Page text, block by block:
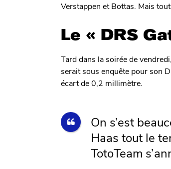
Verstappen et Bottas. Mais
Le « DRS
Tard dans la soirée de
serait sous enquête pour son
écart de 0,2 millimètre.
On s’est
Haas tout le
TotoTeam